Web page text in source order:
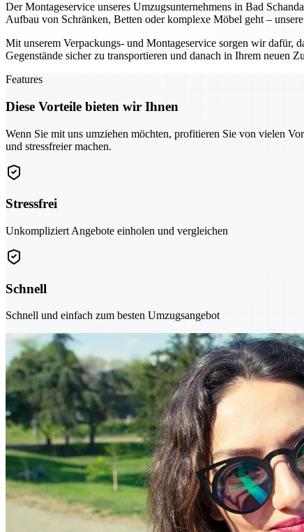
Der Montageservice unseres Umzugsunternehmens in Bad
Aufbau von Schränken, Betten oder komplexe Möbel geht –
Mit unserem Verpackungs- und Montageservice sorgen wir dafür,
Gegenstände sicher zu transportieren und danach in Ihrem neuen
Features
Diese Vorteile bieten wir Ihnen
Wenn Sie mit uns umziehen möchten, profitieren Sie von vielen
und stressfreier machen.
Stressfrei
Unkompliziert Angebote einholen und vergleichen
Schnell
Schnell und einfach zum besten Umzugsangebot